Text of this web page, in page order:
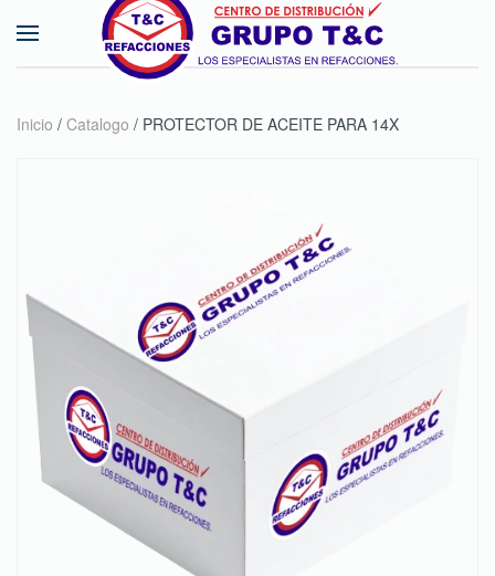
Skip to main content
Inicio / Catalogo / PROTECTOR DE ACEITE PARA 14X